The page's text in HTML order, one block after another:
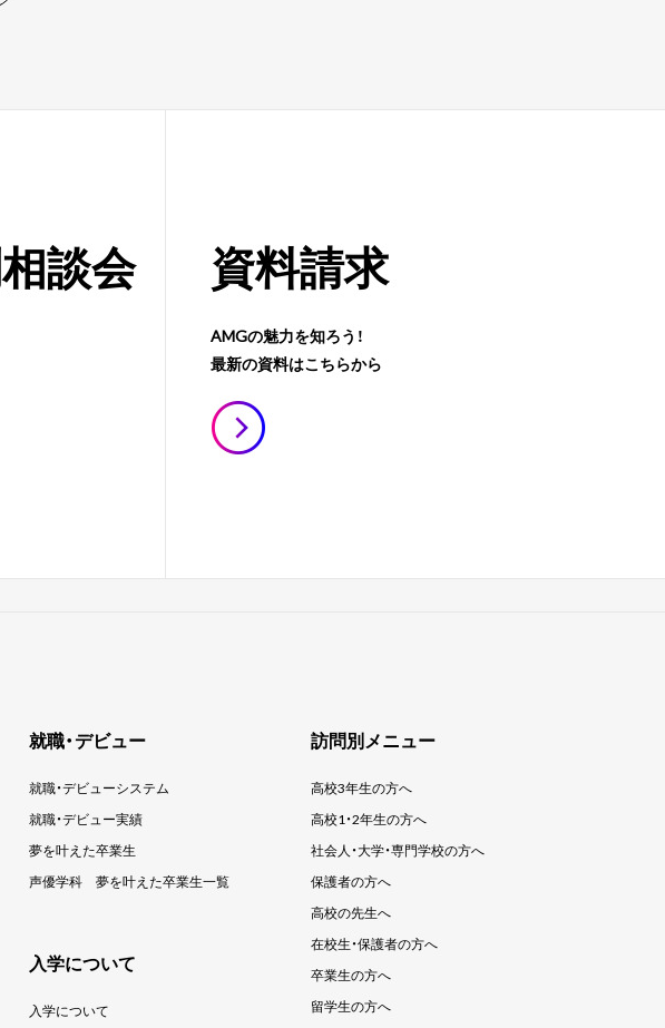
談会 資料請求
AMGの魅力を知ろう！
最新の資料はこちらから
就職・デビュー
就職・デビューシステム
就職・デビュー実績
夢を叶えた卒業生
声優学科 夢を叶えた卒業生一覧
入学について
入学について
訪問別メニュー
高校3年生の方へ
高校1・2年生の方へ
社会人・大学・専門学校の方へ
保護者の方へ
高校の先生へ
在校生・保護者の方へ
卒業生の方へ
留学生の方へ